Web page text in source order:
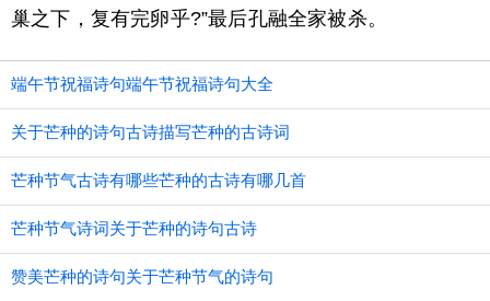
巢之下，复有完卵乎?”最后孔融全家被杀。
端午节祝福诗句端午节祝福诗句大全
关于芒种的诗句古诗描写芒种的古诗词
芒种节气古诗有哪些芒种的古诗有哪几首
芒种节气诗词关于芒种的诗句古诗
赞美芒种的诗句关于芒种节气的诗句